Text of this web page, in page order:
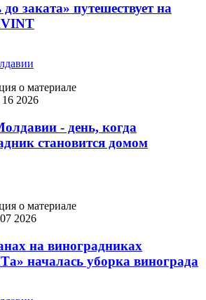
до заката» путешествует на
о материале
2026
- день, когда
становится домом
о материале
2026
на виноградниках
началась уборка винограда